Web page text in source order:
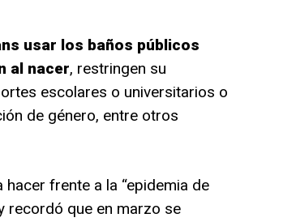
usar los baños públicos
al nacer, restringen su
escolares o universitarios o
de género, entre otros
frente a la “epidemia de
recordó que en marzo se